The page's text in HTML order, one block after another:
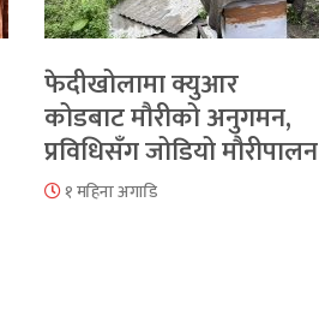
फेदीखोलामा क्युआर
कोडबाट मौरीको अनुगमन,
प्रविधिसँग जोडियो मौरीपालन
१ महिना अगाडि